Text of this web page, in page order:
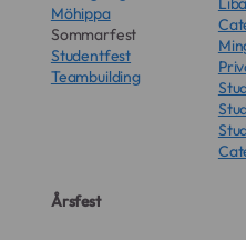
med
Premium
395 kr – 495 kr
Ett socialt och
Möhippa
Sommarfest
Studentfest
Teambuilding
Årsfest